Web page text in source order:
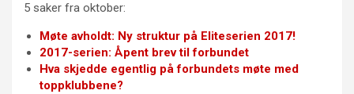
5 saker fra oktober:
Møte avholdt: Ny struktur på Eliteserien 2017!
2017-serien: Åpent brev til forbundet
Hva skjedde egentlig på forbundets møte med
toppklubbene?